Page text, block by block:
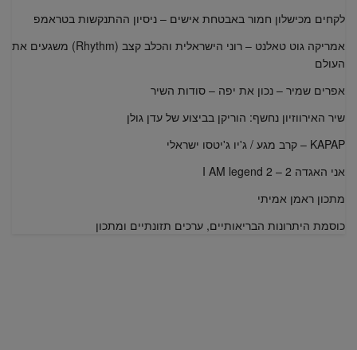
לקחים מכישלון חמור באבטחת אישים – ניסיון ההתנקשות בטראמפ
אמריקה גוט טאלנט – רוני הישראלית והכלב קצב (Rhythm) משגעים את
העולם
אפרים שמיר – נכון את יפה – סודות השיר
שיר האירווזיון נחשף: הוריקן בביצוע של עדן גולן
KAPAP – קרב מגע / ג'יו ג'יטסו ישראלי
אני האגדה 2 – I AM legend 2
מתכון ראמן אמיתי
כוסמת היתרונות הבריאותיים, ערכים תזונתיים ומתכון